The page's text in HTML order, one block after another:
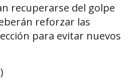
recuperarse del golpe
reforzar las
para evitar nuevos